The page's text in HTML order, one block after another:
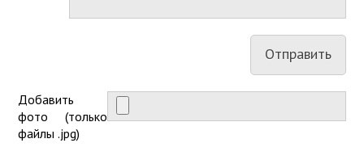
Добавить
фото (только
файлы .jpg)